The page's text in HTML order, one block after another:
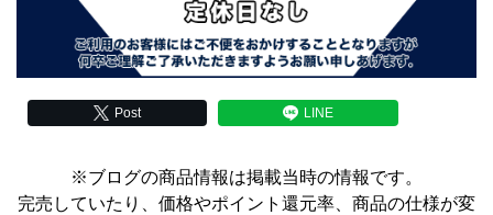
Post LINE
※ブログの商品情報は掲載当時の情報です。
完売していたり、価格やポイント還元率、商品の仕様が変